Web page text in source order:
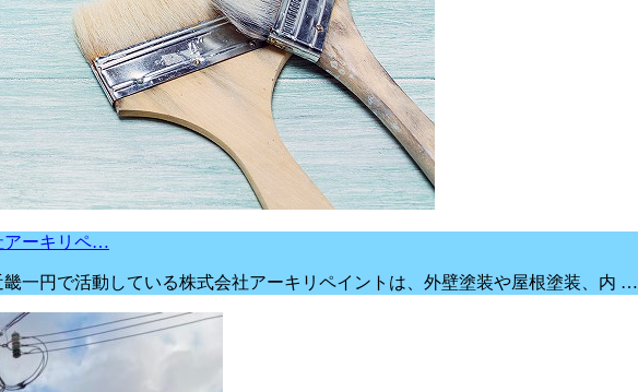
アーキリペ…
一円で活動している株式会社アーキリペイントは、外壁塗装や屋根塗装、内 …